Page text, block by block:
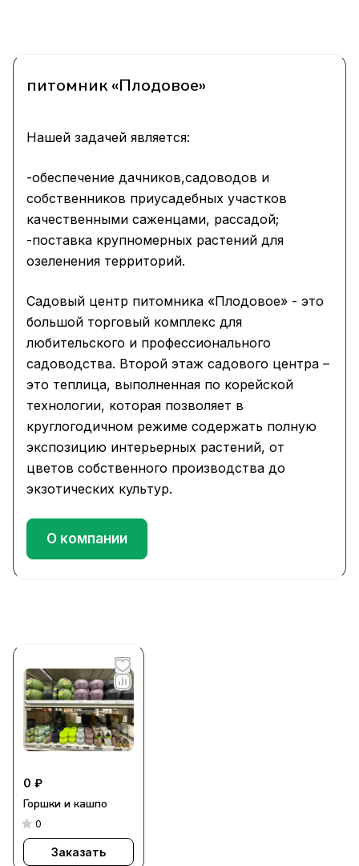
питомник «Плодовое»
Нашей задачей является:
-обеспечение дачников,садоводов и
собственников приусадебных участков
качественными саженцами, рассадой;
-поставка крупномерных растений для
озеленения территорий.
Садовый центр питомника «Плодовое» - это
большой торговый комплекс для
любительского и профессионального
садоводства. Второй этаж садового центра –
это теплица, выполненная по корейской
технологии, которая позволяет в
круглогодичном режиме содержать полную
экспозицию интерьерных растений, от
цветов собственного производства до
экзотических культур.
О компании
0 ₽
Горшки и кашпо
0
Заказать